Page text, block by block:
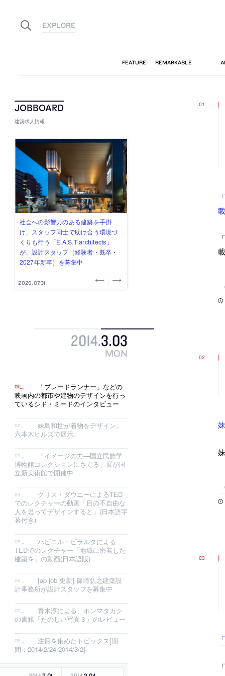
建築求人情報
古民家を軸に全国で“価値循環の仕組
み”を作り、リモートワーク主体の働
き方を実践する「株式会社つぎと」
が、設計スタッフ（経験者・既卒）
を募集中
2026.08.03
リノベる株式会社が、設計パートナ
ー (業務委託) を募集中
2026.08.03
社会への影響力のある建築を手掛
け、スタッフ同士で助け合う環境づ
くりも行う「E.A.S.T.architects」
が、設計スタッフ（経験者・既卒・
2027年新卒）を募集中
2026.07.31
代官山を拠点に活動する「梅澤竜也 /
ALA INC.」が、設計スタッフ・アル
バイト・事務職を募集中
2026.07.30
住宅や共同住宅などを手掛け、“合理
的でシンプルなデザイン”を志向する
「PANDA：山本浩三建築設計事務
所」が、設計スタッフ（経験者・既
卒・2027年新卒）を募集中
2026.07.29
2014.3.03
MON
「ブレードランナー」などの
映画内の都市や建物のデザインを行っ
ているシド・ミードのインタビュー
妹島和世が着物をデザイン。
六本木ヒルズで展示。
「イメージの力―国立民族学
博物館コレクションにさぐる」展が国
立新美術館で開催中
クリス・ダウニーによるTED
でのレクチャーの動画「目の不自由な
人を思ってデザインすると」(日本語字
幕付き)
ハビエル・ビラルタによる
TEDでのレクチャー「地域に密着した
建築を」の動画(日本語版)
[ap job 更新] 篠崎弘之建築設
計事務所が設計スタッフを募集中
青木淳による、ホンマタカシ
の書籍『たのしい写真３』のレビュー
注目を集めたトピックス[期
間：2014/2/24-2014/3/2]